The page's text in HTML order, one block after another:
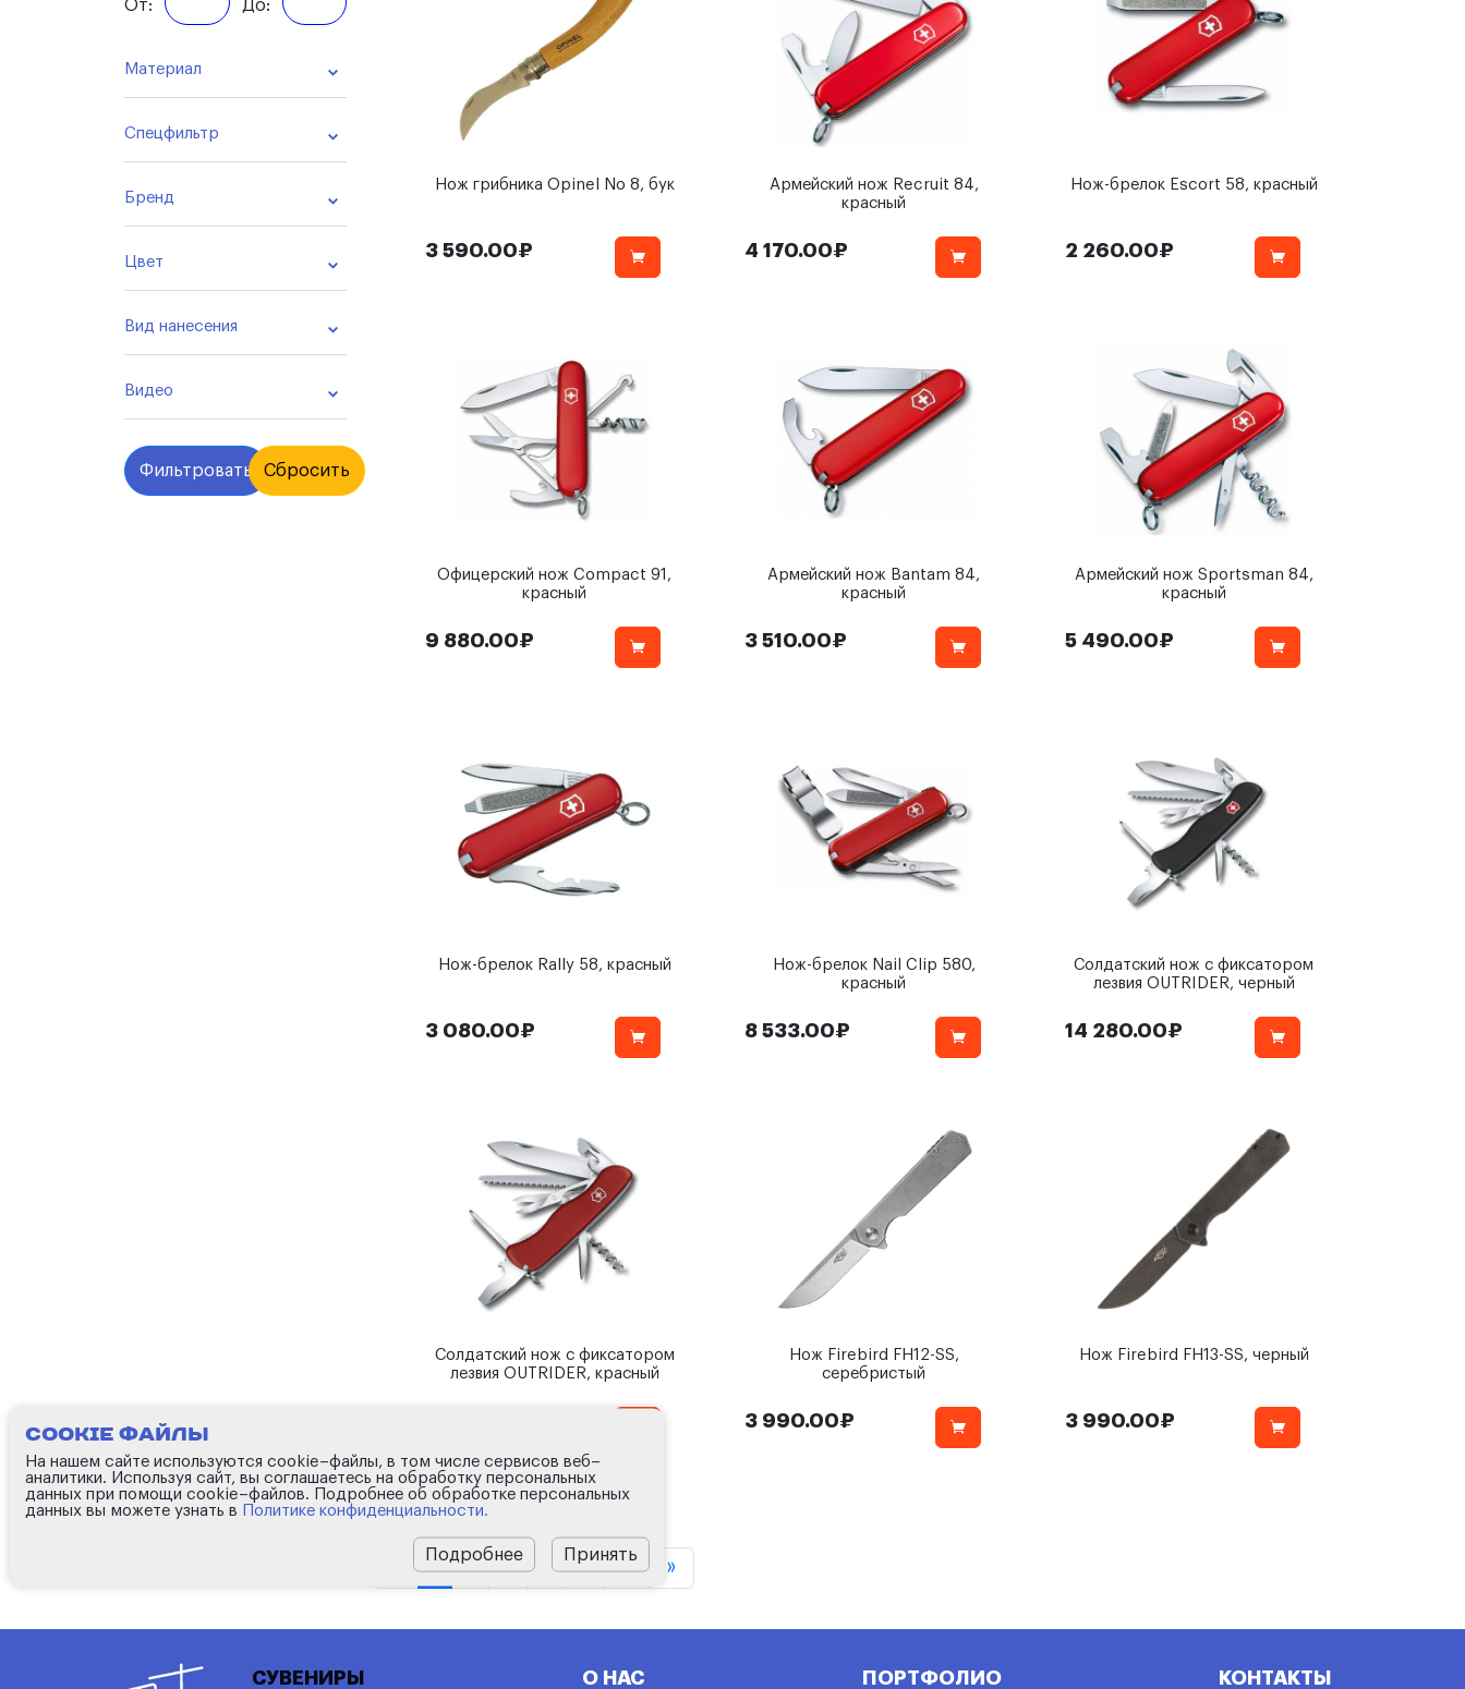
От: До:
Материал
Спецфильтр
Бренд
Цвет
Вид нанесения
Видео
Фильтровать Сбросить
Нож грибника Opinel No 8, бук
3 590.00₽
Армейский нож Recruit 84,
красный
4 170.00₽
Нож-брелок Escort 58, красный
2 260.00₽
Офицерский нож Compact 91,
красный
9 880.00₽
Армейский нож Bantam 84,
красный
3 510.00₽
Армейский нож Sportsman 84,
красный
5 490.00₽
Нож-брелок Rally 58, красный
3 080.00₽
Нож-брелок Nail Clip 580,
красный
8 533.00₽
Солдатский нож с фиксатором
лезвия OUTRIDER, черный
14 280.00₽
Солдатский нож с фиксатором
лезвия OUTRIDER, красный
Нож Firebird FH12-SS,
серебристый
3 990.00₽
Нож Firebird FH13-SS, черный
3 990.00₽
1 2 3 4 5
СУВЕНИРЫ О НАС ПОРТФОЛИО КОНТАКТЫ
Cookie файлы
На нашем сайте используются cookie–файлы, в том числе сервисов веб–
аналитики. Используя сайт, вы соглашаетесь на обработку персональных
данных при помощи cookie–файлов. Подробнее об обработке персональных
данных вы можете узнать в Политике конфиденциальности.
Подробнее Принять